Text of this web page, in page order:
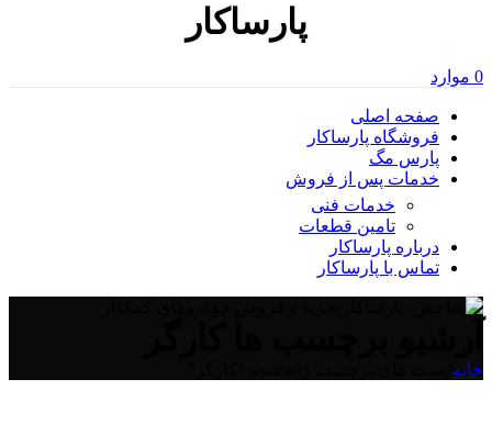
پارساکار
0 موارد
صفحه اصلی
فروشگاه پارساکار
پارس مگ
خدمات پس از فروش
خدمات فنی
تامین قطعات
درباره پارساکار
تماس با پارساکار
خانه